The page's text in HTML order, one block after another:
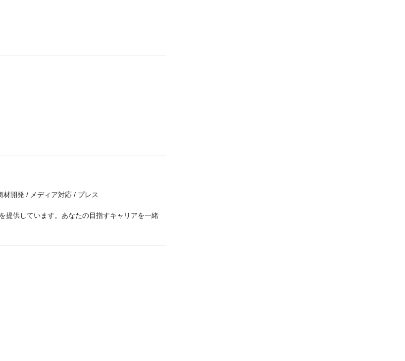
材開発 / メディア対応 / プレス
提供しています。あなたの目指すキャリアを一緒